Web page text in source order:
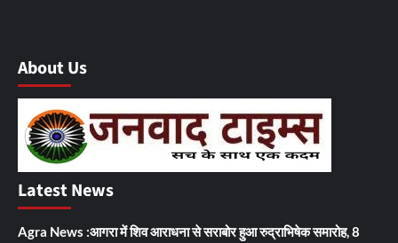
About Us
Latest News
Agra News :आगरा में शिव आराधना से सराबोर हुआ रुद्राभिषेक समारोह, 8